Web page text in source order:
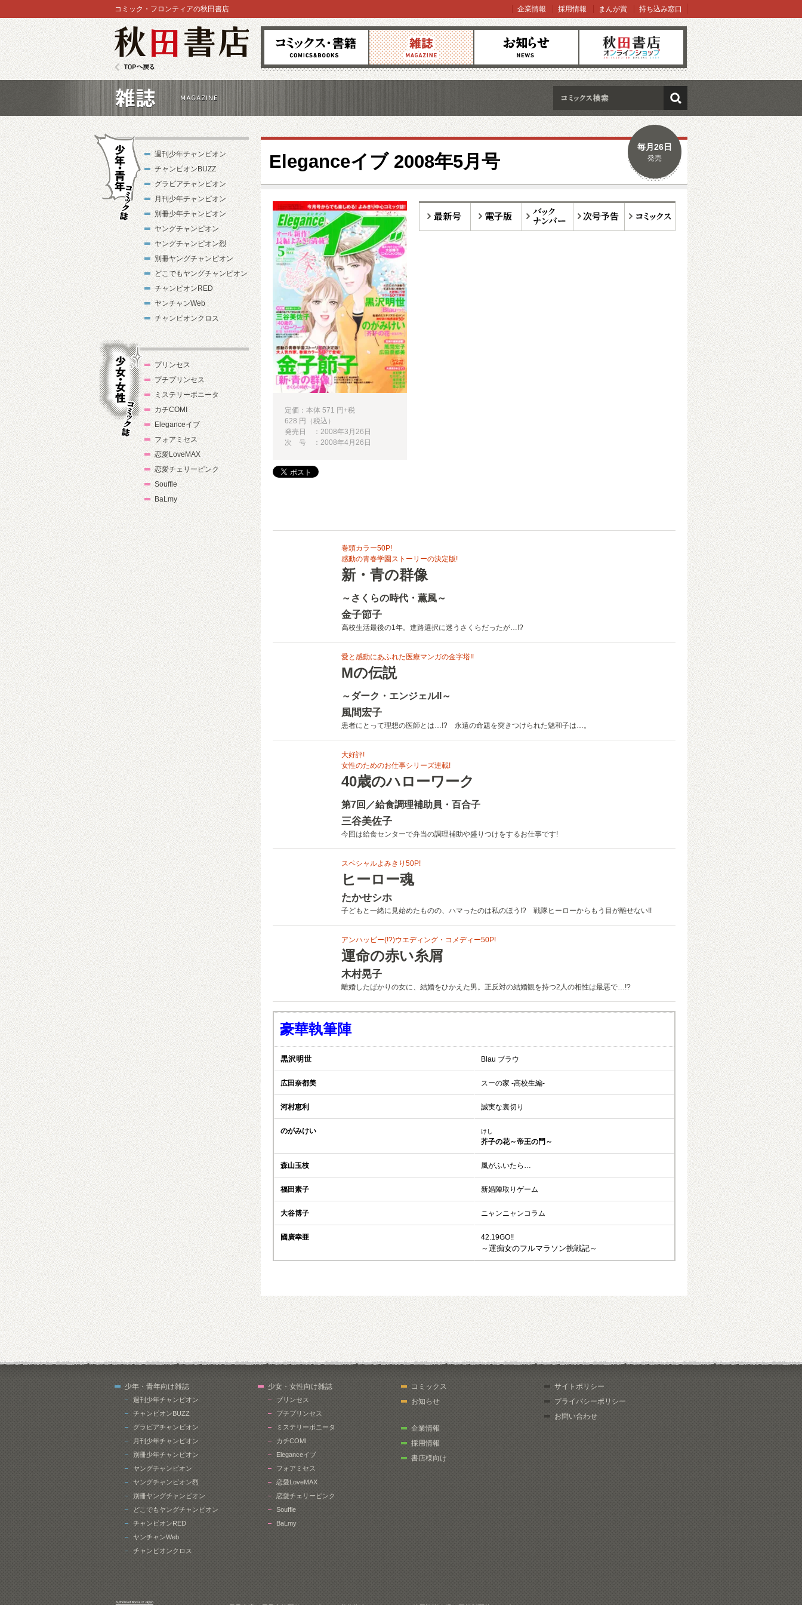
秋田書店
コミックス 雑誌 お知らせ オンラインショップ
TOPへ戻る
コミック・フロンティアの秋田書店 企業情報 採用情報 まんが賞 持ち込み窓口
雑誌
検索
Eleganceイブ 2008年5月号
毎月26日
発売
定価：本体 571 円+税
628 円（税込）
発売日 ：2008年3月26日
次 号 ：2008年4月26日
巻頭カラー50P!
感動の青春学園ストーリーの決定版!
新・青の群像
～さくらの時代・薫風～
金子節子
高校生活最後の1年。進路選択に迷うさくらだったが…!?
愛と感動にあふれた医療マンガの金字塔!!
Mの伝説
～ダーク・エンジェルII～
風間宏子
患者にとって理想の医師とは…!? 永遠の命題を突きつけられた魅和子は…。
大好評!
女性のためのお仕事シリーズ連載!
40歳のハローワーク
第7回／給食調理補助員・百合子
三谷美佐子
今回は給食センターで弁当の調理補助や盛りつけをするお仕事です!
スペシャルよみきり50P!
ヒーロー魂
たかせシホ
子どもと一緒に見始めたものの、ハマったのは私のほう!? 戦隊ヒーローからもう目が離せない!!
アンハッピー(!?)ウエディング・コメディー50P!
運命の赤い糸屑
木村晃子
離婚したばかりの女に、結婚をひかえた男。正反対の結婚観を持つ2人の相性は最悪で…!?
豪華執筆陣
黒沢明世 Blau ブラウ
広田奈都美 スーの家 -高校生編-
河村恵利 誠実な裏切り
のがみけい けし
芥子の花～帝王の門～
森山玉枝 風がふいたら…
福田素子 新婚陣取りゲーム
大谷博子 ニャンニャンコラム
國廣幸亜 42.19GO!!
～運痴女のフルマラソン挑戦記～
少年・青年コ
ミック誌
週刊少年チャンピオン
チャンピオンBUZZ
グラビアチャンピオン
月刊少年チャンピオン
別冊少年チャンピオン
ヤングチャンピオン
ヤングチャンピオン烈
別冊ヤングチャンピオン
どこでもヤングチャンピオン
チャンピオンRED
ヤンチャンWeb
チャンピオンクロス
少女・女性コ
ミック誌
プリンセス
プチプリンセス
ミステリーボニータ
カチCOMI
Eleganceイブ
フォアミセス
恋愛LoveMAX
恋愛チェリーピンク
Souffle
BaLmy
少年・青年向け雑誌
週刊少年チャンピオン
チャンピオンBUZZ
グラビアチャンピオン
月刊少年チャンピオン
別冊少年チャンピオン
ヤングチャンピオン
ヤングチャンピオン烈
別冊ヤングチャンピオン
どこでもヤングチャンピオン
チャンピオンRED
ヤンチャンWeb
チャンピオンクロス
少女・女性向け雑誌
プリンセス
プチプリンセス
ミステリーボニータ
カチCOMI
Eleganceイブ
フォアミセス
恋愛LoveMAX
恋愛チェリーピンク
Souffle
BaLmy
コミックス
お知らせ
企業情報
採用情報
書店様向け
サイトポリシー
プライバシーポリシー
お問い合わせ